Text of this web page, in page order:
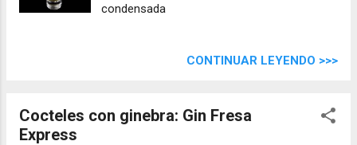
condensada
CONTINUAR LEYENDO >>>
Cocteles con ginebra: Gin Fresa
Express